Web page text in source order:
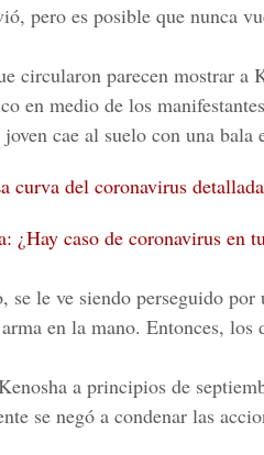
pero es posible que nunca
circularon parecen mostrar a
en medio de los
cae al suelo con una bala
curva del coronavirus
¿Hay caso de coronavirus en
se le ve siendo perseguido
en la mano. Entonces, los
a principios de
se negó a condenar las